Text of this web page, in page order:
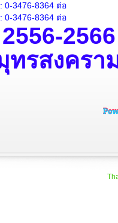
0-3476-8364 ต่อ
0-3476-8364 ต่อ
ทรสงครา